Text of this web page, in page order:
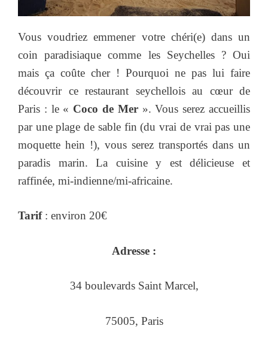
Vous voudriez emmener votre chéri(e) dans un
coin paradisiaque comme les Seychelles ? Oui
mais ça coûte cher ! Pourquoi ne pas lui faire
découvrir ce restaurant seychellois au cœur de
Paris : le « Coco de Mer ». Vous serez accueillis
par une plage de sable fin (du vrai de vrai pas une
moquette hein !), vous serez transportés dans un
paradis marin. La cuisine y est délicieuse et
raffinée, mi-indienne/mi-africaine.
Tarif : environ 20€
Adresse :
34 boulevards Saint Marcel,
75005, Paris